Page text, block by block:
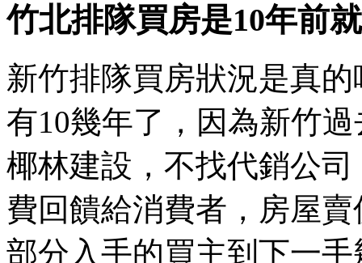
竹北排隊買房是10年前
新竹排隊買房狀況是真
有10幾年了，因為新竹
椰林建設，不找代銷公
費回饋給消費者，房屋
部分入手的買主到下一